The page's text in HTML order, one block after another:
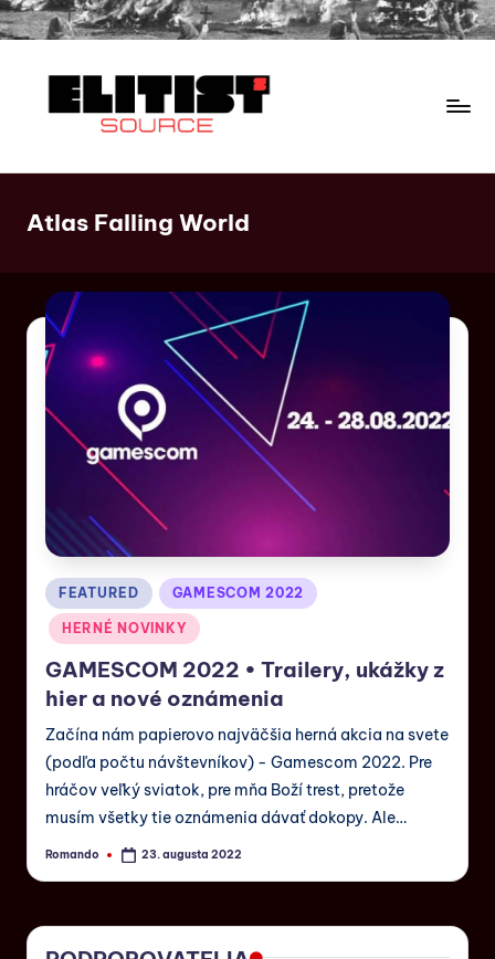
Atlas Falling World
FEATURED GAMESCOM 2022
HERNÉ NOVINKY
GAMESCOM 2022 • Trailery, ukážky z
hier a nové oznámenia
Začína nám papierovo najväčšia herná akcia na svete
(podľa počtu návštevníkov) - Gamescom 2022. Pre
hráčov veľký sviatok, pre mňa Boží trest, pretože
musím všetky tie oznámenia dávať dokopy. Ale…
Romando 23. augusta 2022